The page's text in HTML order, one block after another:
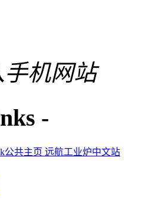
手机网站
-
公共主页 远航工业炉中文站